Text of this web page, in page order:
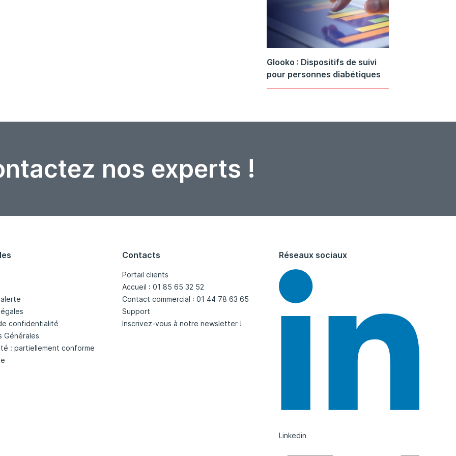
Glooko : Dispositifs de suivi
pour personnes diabétiques
nos experts !
confidentialité
Générales
: partiellement conforme
Contacts
Portail clients
Accueil : 01 85 65 32 52
Contact commercial : 01 44 78 63 65
Support
Inscrivez-vous à notre newsletter !
Réseaux sociaux
Linkedin